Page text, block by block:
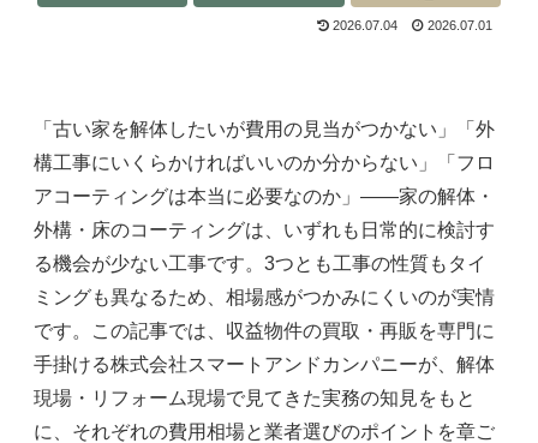
2026.07.04 2026.07.01
「古い家を解体したいが費用の見当がつかない」「外
構工事にいくらかければいいのか分からない」「フロ
アコーティングは本当に必要なのか」——家の解体・
外構・床のコーティングは、いずれも日常的に検討す
る機会が少ない工事です。3つとも工事の性質もタイ
ミングも異なるため、相場感がつかみにくいのが実情
です。この記事では、収益物件の買取・再販を専門に
手掛ける株式会社スマートアンドカンパニーが、解体
現場・リフォーム現場で見てきた実務の知見をもと
に、それぞれの費用相場と業者選びのポイントを章ご